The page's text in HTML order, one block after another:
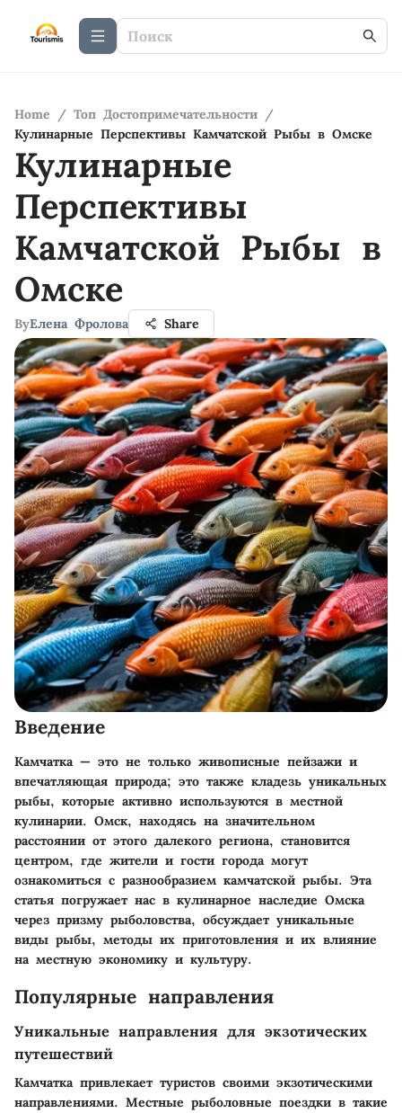
Home / Топ Достопримечательности /
Кулинарные Перспективы Камчатской Рыбы в Омске
Кулинарные
Перспективы
Камчатской Рыбы в
Омске
ByЕлена Фролова Share
Введение
Камчатка — это не только живописные пейзажи и
впечатляющая природа; это также кладезь уникальных
рыбы, которые активно используются в местной
кулинарии. Омск, находясь на значительном
расстоянии от этого далекого региона, становится
центром, где жители и гости города могут
ознакомиться с разнообразием камчатской рыбы. Эта
статья погружает нас в кулинарное наследие Омска
через призму рыболовства, обсуждает уникальные
виды рыбы, методы их приготовления и их влияние
на местную экономику и культуру.
Популярные направления
Уникальные направления для экзотических
путешествий
Камчатка привлекает туристов своими экзотическими
направлениями. Местные рыболовные поездки в такие